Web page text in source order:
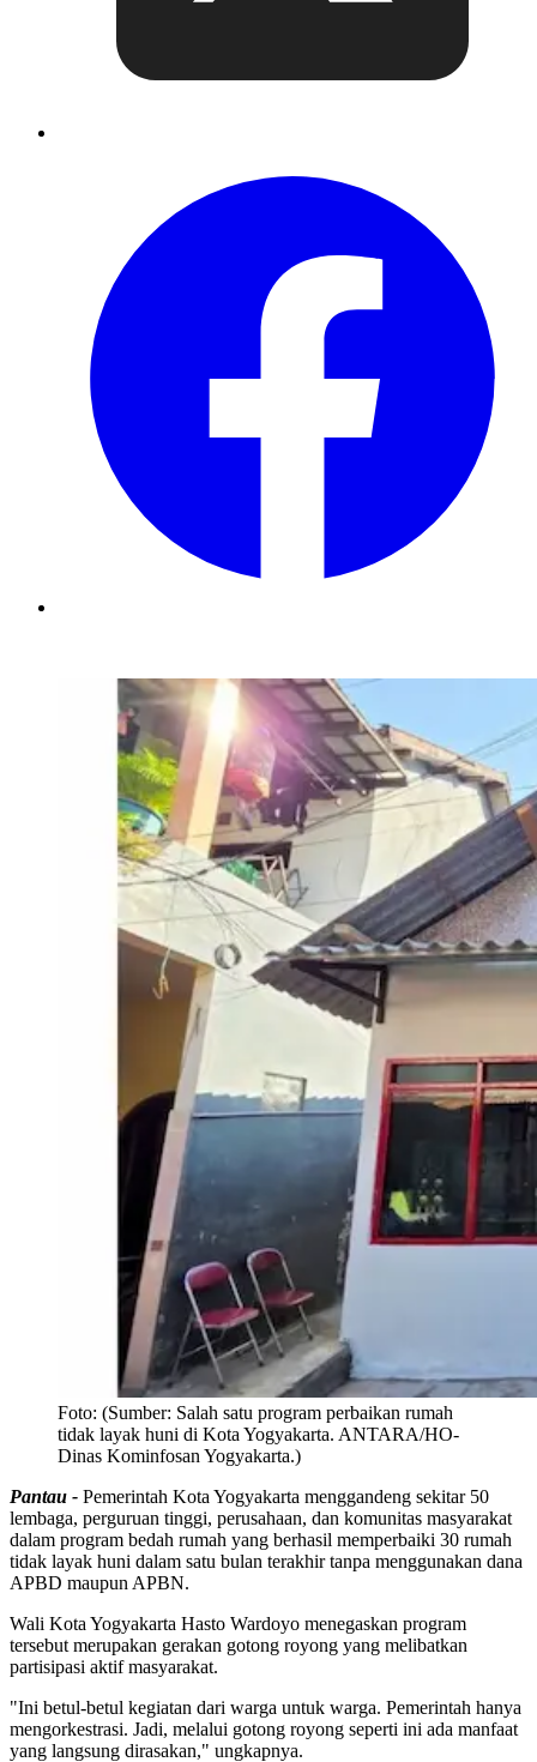
Foto: (Sumber: Salah satu program perbaikan rumah
tidak layak huni di Kota Yogyakarta. ANTARA/HO-
Dinas Kominfosan Yogyakarta.)
Pantau - Pemerintah Kota Yogyakarta menggandeng sekitar 50
lembaga, perguruan tinggi, perusahaan, dan komunitas masyarakat
dalam program bedah rumah yang berhasil memperbaiki 30 rumah
tidak layak huni dalam satu bulan terakhir tanpa menggunakan dana
APBD maupun APBN.
Wali Kota Yogyakarta Hasto Wardoyo menegaskan program
tersebut merupakan gerakan gotong royong yang melibatkan
partisipasi aktif masyarakat.
"Ini betul-betul kegiatan dari warga untuk warga. Pemerintah hanya
mengorkestrasi. Jadi, melalui gotong royong seperti ini ada manfaat
yang langsung dirasakan," ungkapnya.